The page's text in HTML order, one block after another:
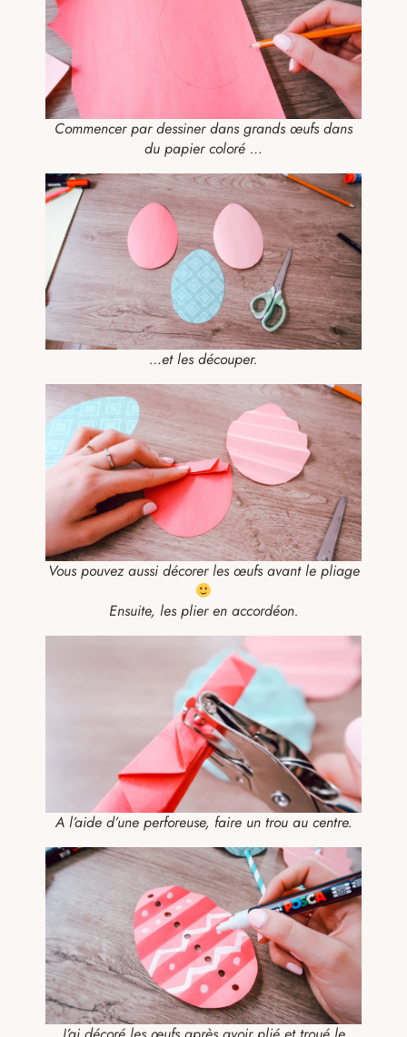
Commencer par dessiner dans grands œufs dans
du papier coloré …
…et les découper.
Vous pouvez aussi décorer les œufs avant le pliage
Ensuite, les plier en accordéon.
A l’aide d’une perforeuse, faire un trou au centre.